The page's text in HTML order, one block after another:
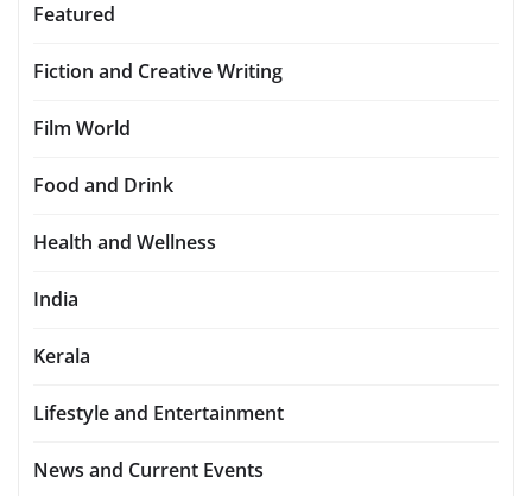
Featured
Fiction and Creative Writing
Film World
Food and Drink
Health and Wellness
India
Kerala
Lifestyle and Entertainment
News and Current Events